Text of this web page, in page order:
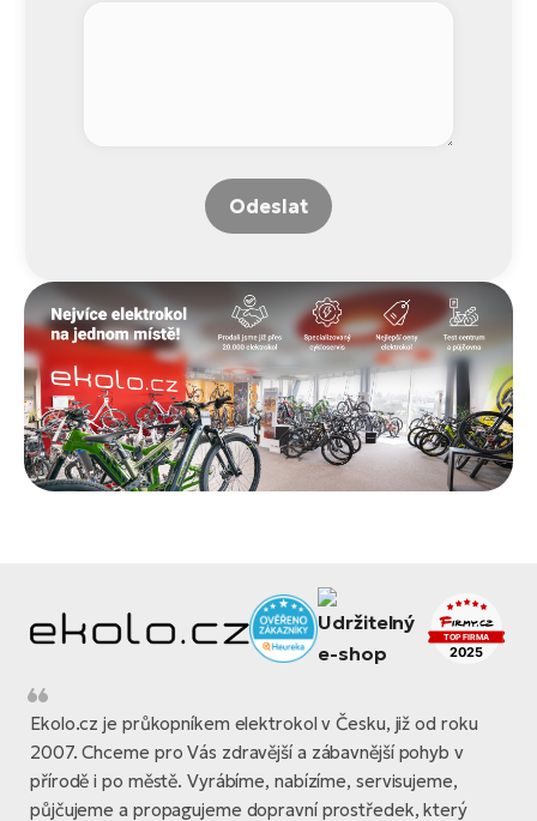
Odeslat
Ekolo.cz je průkopníkem elektrokol v Česku, již od roku
2007. Chceme pro Vás zdravější a zábavnější pohyb v
přírodě i po městě. Vyrábíme, nabízíme, servisujeme,
půjčujeme a propagujeme dopravní prostředek, který